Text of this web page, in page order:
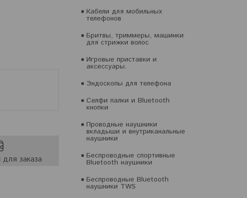
Кабели для мобильных
телефонов
Бритвы, триммеры, машинки
для стрижки волос
Игровые приставки и
аксессуары.
Эндоскопы для телефона
Селфи палки и Bluetooth
кнопки
Проводные наушники
вкладыши и внутриканальные
наушники
Беспроводные спортивные
Bluetooth наушники
Беспроводные Bluetooth
наушники TWS
заказа